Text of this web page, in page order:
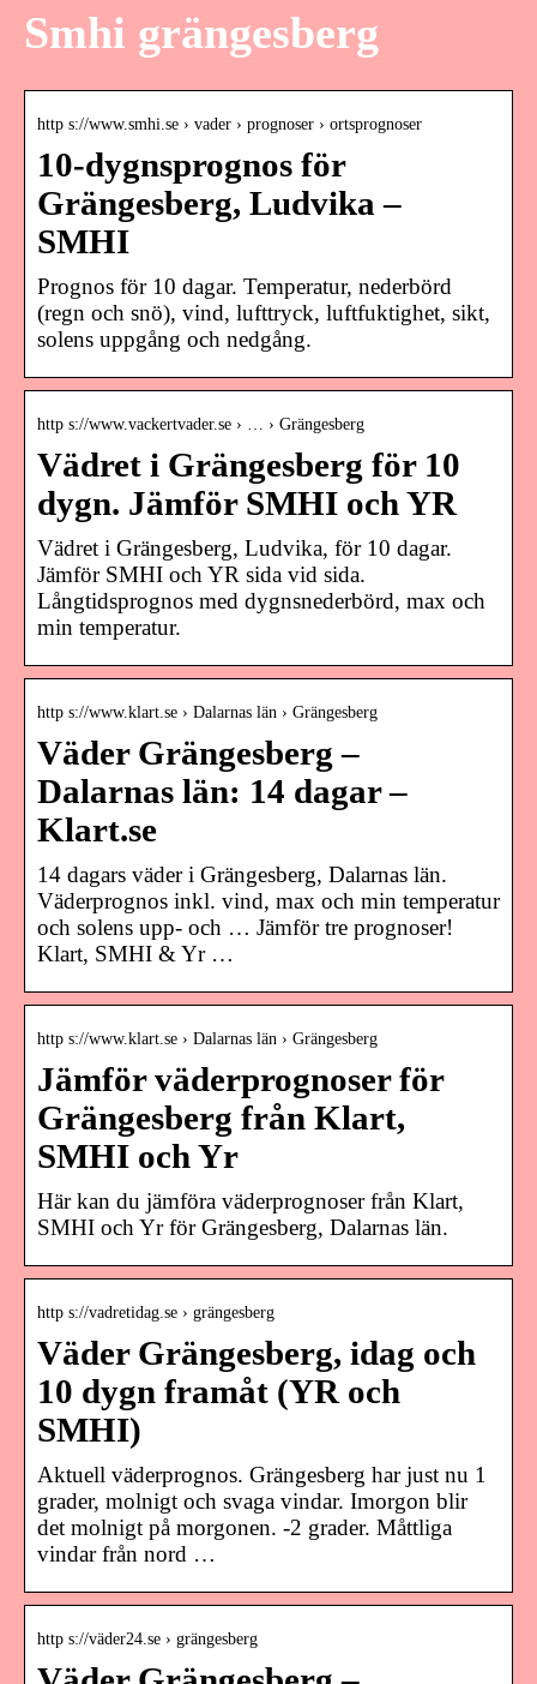
Smhi grängesberg
http s://www.smhi.se › vader › prognoser › ortsprognoser
10-dygnsprognos för
Grängesberg, Ludvika –
SMHI
Prognos för 10 dagar. Temperatur, nederbörd
(regn och snö), vind, lufttryck, luftfuktighet, sikt,
solens uppgång och nedgång.
http s://www.vackertvader.se › … › Grängesberg
Vädret i Grängesberg för 10
dygn. Jämför SMHI och YR
Vädret i Grängesberg, Ludvika, för 10 dagar.
Jämför SMHI och YR sida vid sida.
Långtidsprognos med dygnsnederbörd, max och
min temperatur.
http s://www.klart.se › Dalarnas län › Grängesberg
Väder Grängesberg –
Dalarnas län: 14 dagar –
Klart.se
14 dagars väder i Grängesberg, Dalarnas län.
Väderprognos inkl. vind, max och min temperatur
och solens upp- och … Jämför tre prognoser!
Klart, SMHI & Yr …
http s://www.klart.se › Dalarnas län › Grängesberg
Jämför väderprognoser för
Grängesberg från Klart,
SMHI och Yr
Här kan du jämföra väderprognoser från Klart,
SMHI och Yr för Grängesberg, Dalarnas län.
http s://vadretidag.se › grängesberg
Väder Grängesberg, idag och
10 dygn framåt (YR och
SMHI)
Aktuell väderprognos. Grängesberg har just nu 1
grader, molnigt och svaga vindar. Imorgon blir
det molnigt på morgonen. -2 grader. Måttliga
vindar från nord …
http s://väder24.se › grängesberg